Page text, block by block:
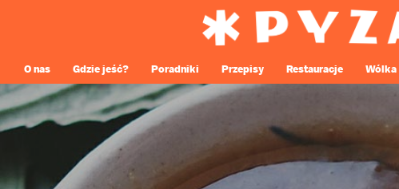
O nas Gdzie jeść? Poradniki Przepisy Restauracje Wólka